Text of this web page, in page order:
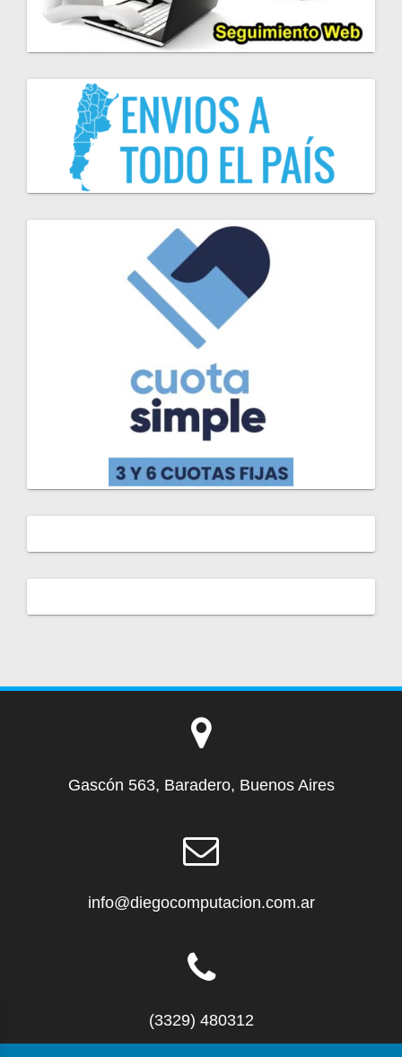
Gascón 563, Baradero, Buenos Aires
info@diegocomputacion.com.ar
(3329) 480312